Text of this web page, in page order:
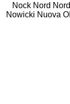
Nock Nord
Nowicki Nuova